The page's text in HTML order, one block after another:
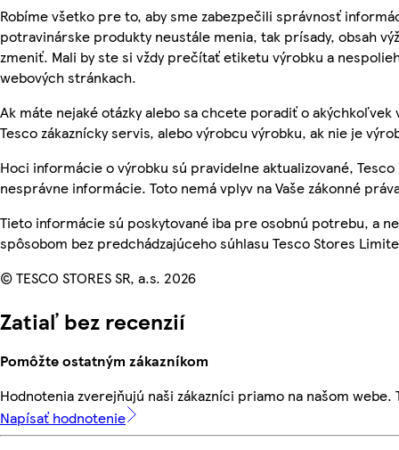
Robíme všetko pre to, aby sme zabezpečili správnosť
potravinárske produkty neustále menia, tak prísady, obsah
zmeniť. Mali by ste si vždy prečítať etiketu výrobku a
webových stránkach.
Ak máte nejaké otázky alebo sa chcete poradiť o akýchkoľvek
Tesco zákaznícky servis, alebo výrobcu výrobku, ak nie je
Hoci informácie o výrobku sú pravidelne aktualizované,
nesprávne informácie. Toto nemá vplyv na Vaše zákonné
Tieto informácie sú poskytované iba pre osobnú potrebu, a
spôsobom bez predchádzajúceho súhlasu Tesco Stores
© TESCO STORES SR, a.s. 2026
Zatiaľ bez recenzií
Pomôžte ostatným zákazníkom
Hodnotenia zverejňujú naši zákazníci priamo na našom
Napísať hodnotenie